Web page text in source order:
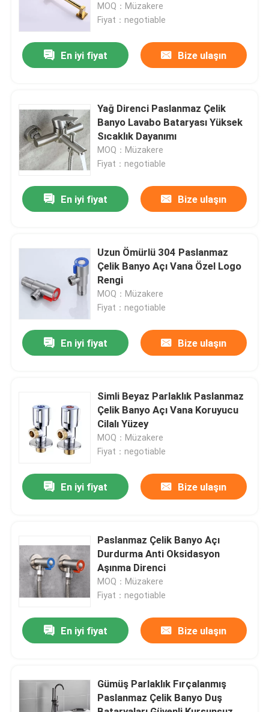
videolar
Hakkımızda
Kalite kontrol
Bize Ulaşın
Haberler
Paslanmaz Çelik Lavabo Bataryası
Kaydırıcı
MOQ：Müzakere
Fiyat：negotiable
En iyi fiyat Bize ulaşın
Yağ Direnci Paslanmaz Çelik
Banyo Lavabo Bataryası Yüksek
Sıcaklık Dayanımı
MOQ：Müzakere
Fiyat：negotiable
En iyi fiyat Bize ulaşın
Uzun Ömürlü 304 Paslanmaz
Çelik Banyo Açı Vana Özel Logo
Rengi
MOQ：Müzakere
Fiyat：negotiable
En iyi fiyat Bize ulaşın
Simli Beyaz Parlaklık Paslanmaz
Çelik Banyo Açı Vana Koruyucu
Cilalı Yüzey
MOQ：Müzakere
Fiyat：negotiable
En iyi fiyat Bize ulaşın
Paslanmaz Çelik Banyo Açı
Durdurma Anti Oksidasyon
Aşınma Direnci
MOQ：Müzakere
Fiyat：negotiable
En iyi fiyat Bize ulaşın
Gümüş Parlaklık Fırçalanmış
Paslanmaz Çelik Banyo Duş